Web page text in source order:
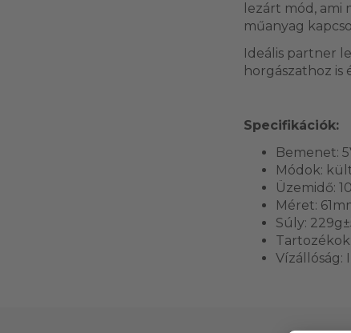
lezárt mód,
műanyag
Ideális partner
horgászathoz is
Specifikációk:
Bemenet:
Módok:
Üzemidő:
Méret:
Súly:
Vízállóság: